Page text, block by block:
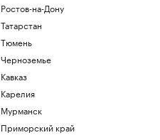
Ростов-на-Дону
Татарстан
Тюмень
Черноземье
Кавказ
Карелия
Мурманск
Приморский край